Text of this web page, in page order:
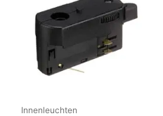
Innenleuchten